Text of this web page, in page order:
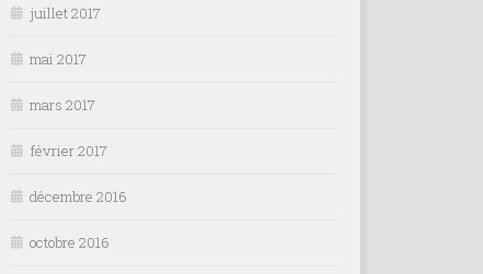
juillet 2017
mai 2017
mars 2017
février 2017
décembre 2016
octobre 2016